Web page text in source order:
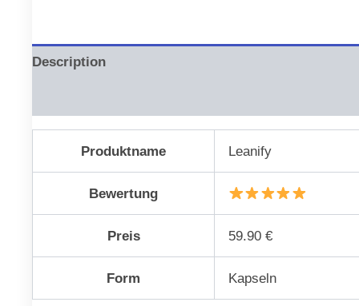
Description
Produktname Leanify
Bewertung
Preis 59.90 €
Form Kapseln